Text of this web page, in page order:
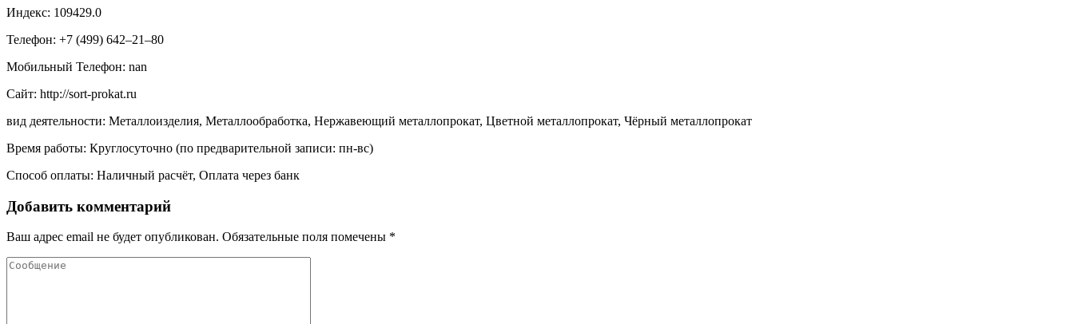
Индекс: 109429.0
Телефон: +7 (499) 642‒21‒80
Мобильный Телефон: nan
Сайт: http://sort-prokat.ru
вид деятельности: Металлоизделия, Металлообработка, Нержавеющий металлопрокат, Цветной металлопрокат, Чёрный металлопрокат
Время работы: Круглосуточно (по предварительной записи: пн-вс)
Способ оплаты: Наличный расчёт, Оплата через банк
Добавить комментарий
Ваш адрес email не будет опубликован. Обязательные поля помечены *